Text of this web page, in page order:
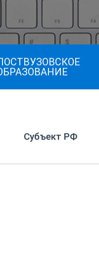
Субъект РФ